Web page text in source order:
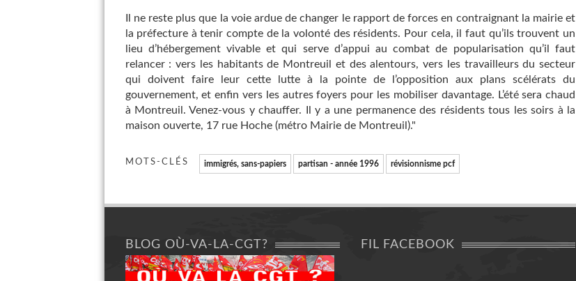
Il ne reste plus que la voie ardue de changer le rapport de forces en contraignant la mairie et
la préfecture à tenir compte de la volonté des résidents. Pour cela, il faut qu’ils trouvent un
lieu d’hébergement vivable et qui serve d’appui au combat de popularisation qu’il faut
relancer : vers les habitants de Montreuil et des alentours, vers les travailleurs du secteur
qui doivent faire leur cette lutte à la pointe de l’opposition aux plans scélérats du
gouvernement, et enfin vers les autres foyers pour les mobiliser davantage. L’été sera chaud
à Montreuil. Venez-vous y chauffer. Il y a une permanence des résidents tous les soirs à la
maison ouverte, 17 rue Hoche (métro Mairie de Montreuil)."
MOTS-CLÉS immigrés, sans-papiers partisan - année 1996 révisionnisme pcf
BLOG OÙ-VA-LA-CGT? FIL FACEBOOK